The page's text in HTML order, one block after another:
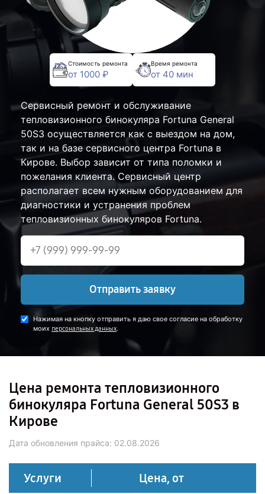
Стоимость ремонта
от 1000 ₽
Время ремонта
от 40 мин
Сервисный ремонт и обслуживание
тепловизионного бинокуляра Fortuna General
50S3 осуществляется как с выездом на дом,
так и на базе сервисного центра Fortuna в
Кирове. Выбор зависит от типа поломки и
пожелания клиента. Сервисный центр
располагает всем нужным оборудованием для
диагностики и устранения проблем
тепловизионных бинокуляров Fortuna.
Отправить заявку
Нажимая на кнопку отправить я даю свое согласие на обработку
моих персональных данных.
Цена ремонта тепловизионного
бинокуляра Fortuna General 50S3 в
Кирове
Дата обновления прайса: 02.08.2026
Услуги Цена, от